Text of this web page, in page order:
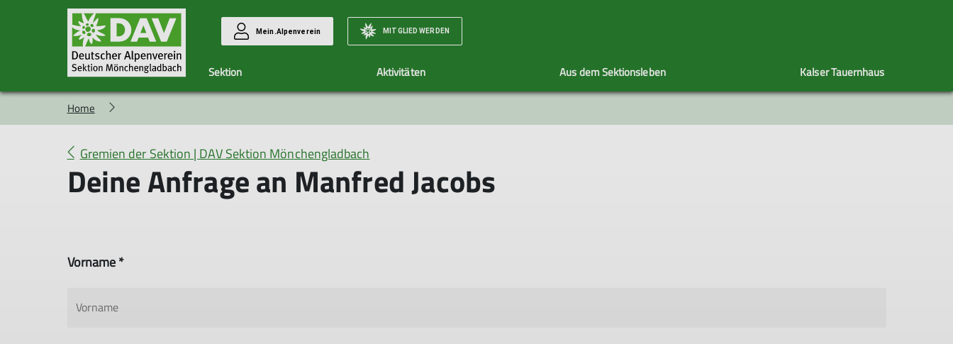
Mein.Alpenverein MITGLIED WERDEN
Sektion
Gremien der Sektion News Historie Mitgliedschaft
Aktivitäten
Klettergruppe Wandergruppe Jugendgruppe Sport- und Turngruppe
Aus dem Sektionsleben Kalser Tauernhaus
Hüttensteckbrief Wanderungen Historie des Kalser Tauernhaus
Home
Gremien der Sektion | DAV Sektion Mönchengladbach
Deine Anfrage an Manfred Jacobs
Vorname *